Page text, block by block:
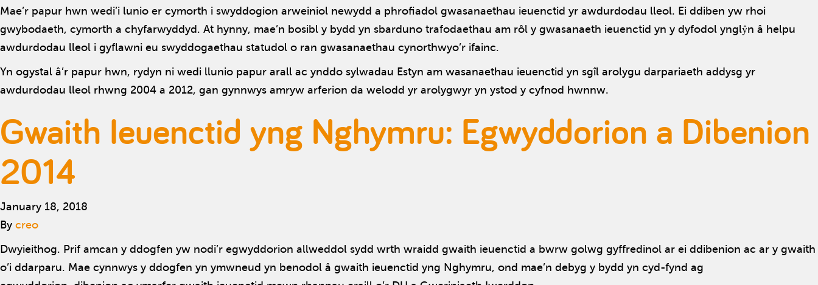
Mae’r papur hwn wedi’i lunio er cymorth i swyddogion arweiniol newydd a phrofiadol gwasanaethau ieuenctid yr awdurdodau lleol. Ei ddiben yw rhoi
gwybodaeth, cymorth a chyfarwyddyd. At hynny, mae’n bosibl y bydd yn sbarduno trafodaethau am rôl y gwasanaeth ieuenctid yn y dyfodol ynglŷn â helpu
awdurdodau lleol i gyflawni eu swyddogaethau statudol o ran gwasanaethau cynorthwyo’r ifainc.
Yn ogystal â’r papur hwn, rydyn ni wedi llunio papur arall ac ynddo sylwadau Estyn am wasanaethau ieuenctid yn sgîl arolygu darpariaeth addysg yr
awdurdodau lleol rhwng 2004 a 2012, gan gynnwys amryw arferion da welodd yr arolygwyr yn ystod y cyfnod hwnnw.
Gwaith Ieuenctid yng Nghymru: Egwyddorion a Dibenion
2014
January 18, 2018
By creo
Dwyieithog. Prif amcan y ddogfen yw nodi’r egwyddorion allweddol sydd wrth wraidd gwaith ieuenctid a bwrw golwg gyffredinol ar ei ddibenion ac ar y gwaith
o’i ddarparu. Mae cynnwys y ddogfen yn ymwneud yn benodol â gwaith ieuenctid yng Nghymru, ond mae’n debyg y bydd yn cyd-fynd ag